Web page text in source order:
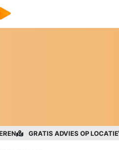
GRATIS ADVIES OP LOCATIE